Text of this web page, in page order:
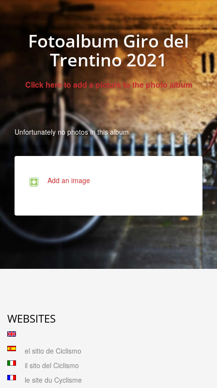
Fotoalbum Giro del
Trentino 2021
Click here to add a picture to the photo album
Unfortunately no photos in this album.
Add an image
WEBSITES
el sitio de Ciclismo
il sito del Ciclismo
le site du Cyclisme